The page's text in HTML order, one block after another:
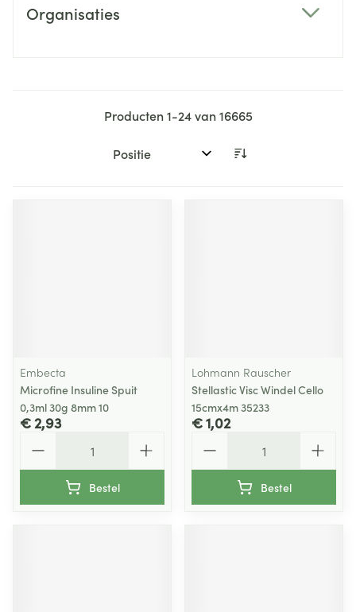
Organisaties
Producten1-24van16665
Sorteer op:
Embecta
Microfine Insuline Spuit
0,3ml 30g 8mm 10
€ 2,93
Bestel
Lohmann Rauscher
Stellastic Visc Windel Cello
15cmx4m 35233
€ 1,02
Bestel